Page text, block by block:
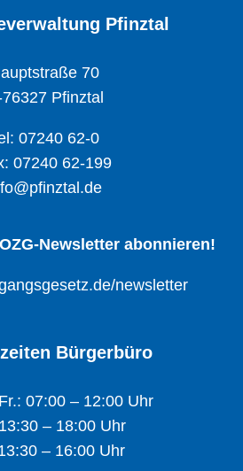
Pfinztal
70
76327 Pfinztal
07240 62-0
07240 62-199
Newsletter abonnieren!
newsletter
Bürgerbüro
07:00 – 12:00 Uhr
– 18:00 Uhr
– 16:00 Uhr